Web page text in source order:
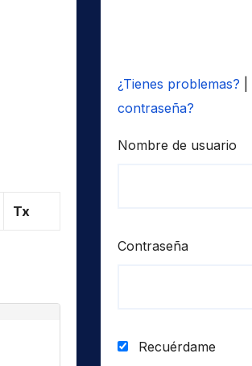
Tx
¿Tienes problemas?
contraseña?
Nombre de usuario
Contraseña
Recuérdame